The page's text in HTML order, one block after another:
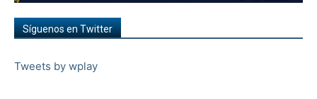
Síguenos en Twitter
Tweets by wplay